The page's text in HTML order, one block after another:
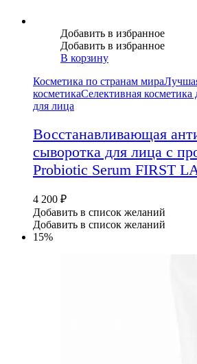
Добавить в избранное
Добавить в избранное
В корзину
Косметика по странам мира
косметикаСелективная косметика
для лица
Восстанавливающая
сыворотка для лица с
Probiotic Serum FIRST
4 200 ₽
Добавить в список желаний
Добавить в список желаний
15%